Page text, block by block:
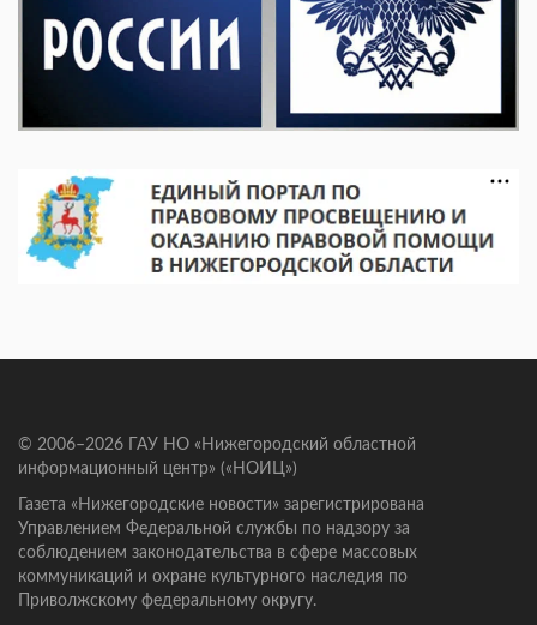
© 2006–2026 ГАУ НО «Нижегородский областной
информационный центр» («НОИЦ»)
Газета «Нижегородские новости» зарегистрирована
Управлением Федеральной службы по надзору за
соблюдением законодательства в сфере массовых
коммуникаций и охране культурного наследия по
Приволжскому федеральному округу.